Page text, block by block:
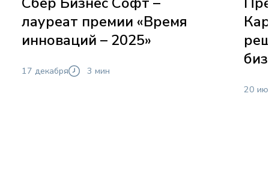
лауреат премии «Время
инноваций – 2025»
17 декабря 3 мин
20